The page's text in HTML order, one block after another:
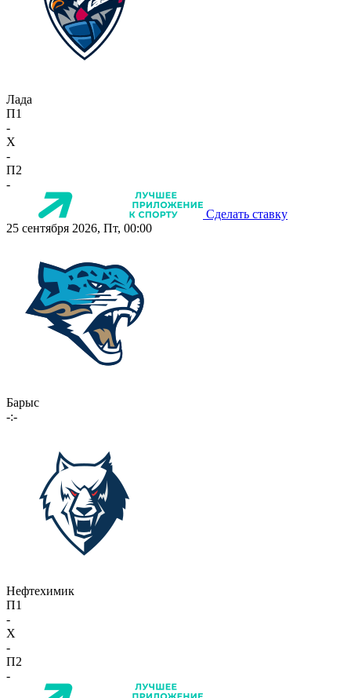
Лада
П1
-
X
-
П2
-
Сделать ставку
25 сентября 2026, Пт, 00:00
Барыс
-:-
Нефтехимик
П1
-
X
-
П2
-